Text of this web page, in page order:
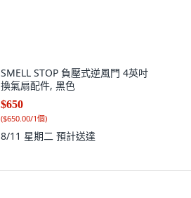
SMELL STOP 負壓式逆風門 4英吋
換氣扇配件, 黑色
$650
($650.00/1個)
8/11 星期二 預計送達